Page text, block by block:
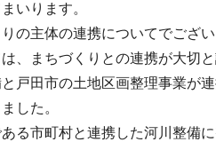
いります。
の主体の連携についてでござい
、まちづくりとの連携が大切と
戸田市の土地区画整理事業が
した。
る市町村と連携した河川整備に